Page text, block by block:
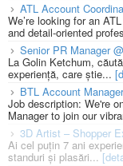
ATL Account
We’re looking for an
and detail-oriented
Senior PR Manager
La Golin Ketchum,
experiență, care știe...
BTL Account
Job description: We're
Manager to join our
3D Artist – Shopper
Ai cel puțin 7 ani
standuri și plasări...